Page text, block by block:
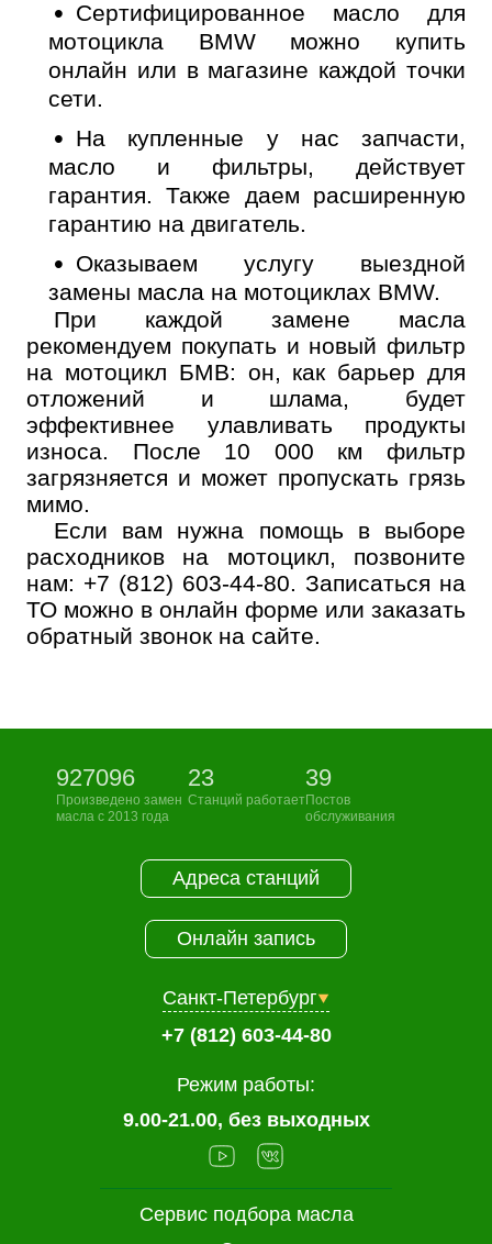
Сертифицированное масло для
мотоцикла BMW можно купить
онлайн или в магазине каждой точки
сети.
На купленные у нас запчасти,
масло и фильтры, действует
гарантия. Также даем расширенную
гарантию на двигатель.
Оказываем услугу выездной
замены масла на мотоциклах BMW.
При каждой замене масла
рекомендуем покупать и новый фильтр
на мотоцикл БМВ: он, как барьер для
отложений и шлама, будет
эффективнее улавливать продукты
износа. После 10 000 км фильтр
загрязняется и может пропускать грязь
мимо.
Если вам нужна помощь в выборе
расходников на мотоцикл, позвоните
нам: +7 (812) 603-44-80. Записаться на
ТО можно в онлайн форме или заказать
обратный звонок на сайте.
927096
Произведено замен
масла с 2013 года
23
Станций работает
39
Постов
обслуживания
Сервис подбора масла
Адреса станций
Онлайн запись
Санкт-Петербург
+7 (812) 603-44-80
Режим работы:
9.00-21.00, без выходных